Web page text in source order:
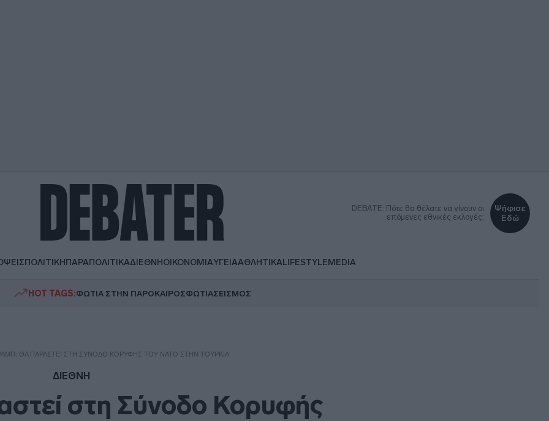
DEBATE: Πότε θα θέλατε να γίνουν οι
επόμενες εθνικές εκλογές;
Ψήφισε
Εδώ
ΠΟΛΙΤΙΚΗΠΑΡΑΠΟΛΙΤΙΚΑΔΙΕΘΝΗΟΙΚΟΝΟΜΙΑΥΓΕΙΑΑΘΛΗΤΙΚΑLIFESTYLEMEDIA
HOT TAGS:ΦΩΤΙΑ ΣΤΗΝ ΠΑΡΟΚΑΙΡΟΣΦΩΤΙΑΣΕΙΣΜΟΣ
ΘΑ ΠΑΡΑΣΤΕΊ ΣΤΗ ΣΎΝΟΔΟ ΚΟΡΥΦΉΣ ΤΟΥ ΝΑΤΟ ΣΤΗΝ ΤΟΥΡΚΊΑ
ΔΙΕΘΝΗ
στη Σύνοδο Κορυφής